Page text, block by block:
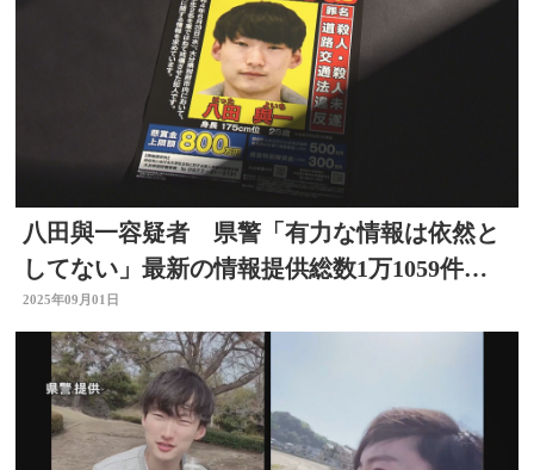
八田與一容疑者 県警「有力な情報は依然と
してない」最新の情報提供総数1万1059件
別府ひき逃げ事件
2025年09月01日